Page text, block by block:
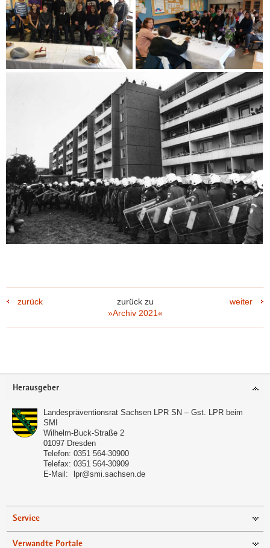
Julia Oelkers und David Macou
zurück
zurück zu
»Archiv 2021«
weiter
Footer-
Herausgeber
Landespräventionsrat Sachsen LPR SN – Gst. LPR beim
SMI
Wilhelm-Buck-Straße 2
01097 Dresden
Telefon: 0351 564-30900
Telefax: 0351 564-30909
E-Mail:
lpr@smi.sachsen.de
Service
Verwandte Portale